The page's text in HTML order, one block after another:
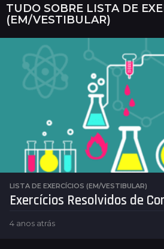
TUDO SOBRE LISTA DE
(EM/VESTIBULAR)
LISTA DE EXERCÍCIOS (EM/VESTIBULAR)
Exercícios Resolvidos de
4 anos atrás